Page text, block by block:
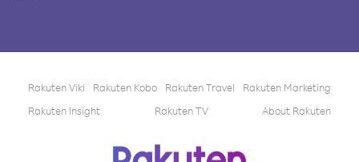
Rakuten Viki Rakuten Kobo Rakuten Travel
Rakuten Marketing
Rakuten Insight
Rakuten TV About Rakuten